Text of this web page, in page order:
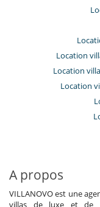
Location
Location
Location
A propos
VILLANOVO est une